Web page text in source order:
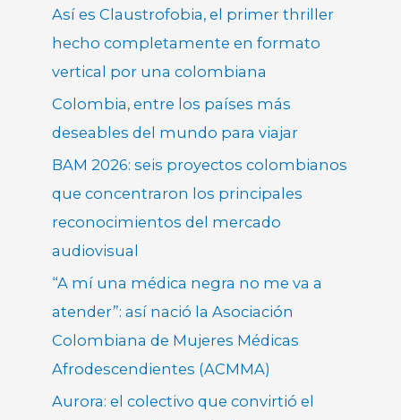
Así es Claustrofobia, el primer thriller
hecho completamente en formato
vertical por una colombiana
Colombia, entre los países más
deseables del mundo para viajar
BAM 2026: seis proyectos colombianos
que concentraron los principales
reconocimientos del mercado
audiovisual
“A mí una médica negra no me va a
atender”: así nació la Asociación
Colombiana de Mujeres Médicas
Afrodescendientes (ACMMA)
Aurora: el colectivo que convirtió el